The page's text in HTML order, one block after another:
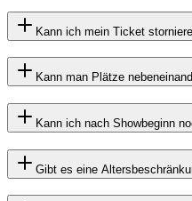
Kann ich mein Ticket
Kann man Plätze
Kann ich nach Showbeginn
Gibt es eine